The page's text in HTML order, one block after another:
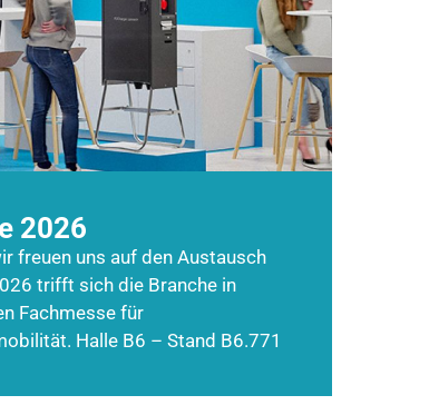
2026
freuen uns auf den Austausch
trifft sich die Branche in
Fachmesse für
Halle B6 – Stand B6.771